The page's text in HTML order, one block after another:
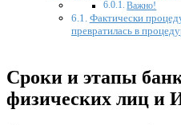
Важно!
Фактически
превратилась в
Сроки и этапы
физических лиц и